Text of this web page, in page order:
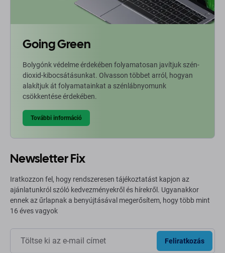
Going Green
Bolygónk védelme érdekében folyamatosan javítjuk szén-
dioxid-kibocsátásunkat. Olvasson többet arról, hogyan
alakítjuk át folyamatainkat a szénlábnyomunk
csökkentése érdekében.
További információ
Newsletter Fix
Iratkozzon fel, hogy rendszeresen tájékoztatást kapjon az
ajánlatunkról szóló kedvezményekről és hírekről. Ugyanakkor
ennek az űrlapnak a benyújtásával megerősítem, hogy több mint
16 éves vagyok
Feliratkozás